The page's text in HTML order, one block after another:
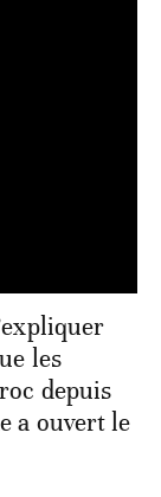
les
depuis
a ouvert le